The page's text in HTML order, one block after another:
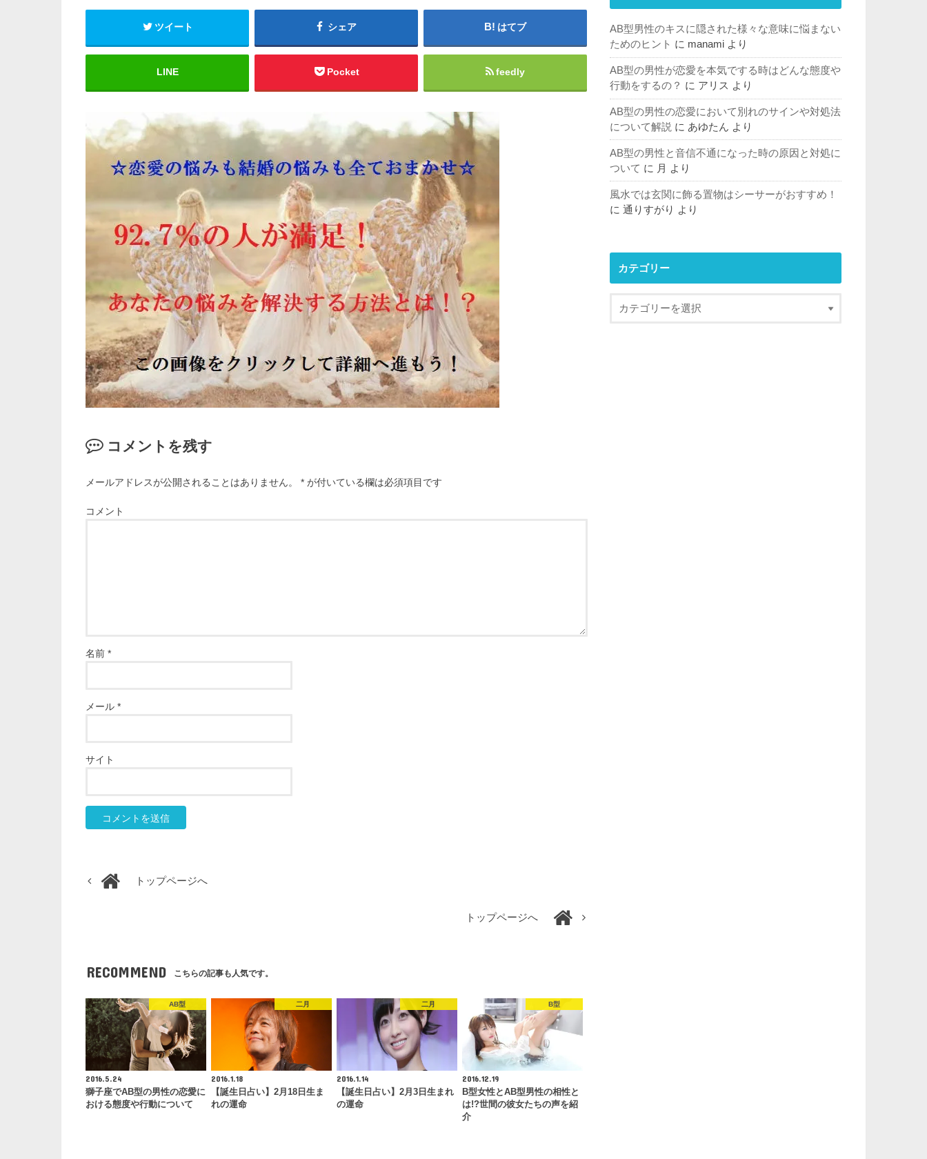
ツイート シェア はてブ
LINE Pocket feedly
コメントを残す
メールアドレスが公開されることはありません。 * が付いている欄は必須項目です
コメント
名前 *
メール *
サイト
トップページへ
トップページへ
RECOMMEND こちらの記事も人気です。
AB型
2016.5.24
獅子座でAB型の男性の恋愛に
おける態度や行動について
二月
2016.1.18
【誕生日占い】2月18日生ま
れの運命
二月
2016.1.14
【誕生日占い】2月3日生まれ
の運命
B型
2016.12.19
B型女性とAB型男性の相性と
は!?世間の彼女たちの声を紹
介
AB型男性のキスに隠された様々な意味に悩まない
ためのヒント に manami より
AB型の男性が恋愛を本気でする時はどんな態度や
行動をするの？ に アリス より
AB型の男性の恋愛において別れのサインや対処法
について解説 に あゆたん より
AB型の男性と音信不通になった時の原因と対処に
ついて に 月 より
風水では玄関に飾る置物はシーサーがおすすめ！
に 通りすがり より
カテゴリー